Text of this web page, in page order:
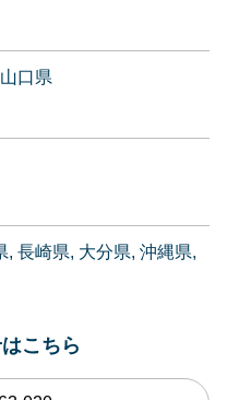
山口県
長崎県 大分県 沖縄県
こちら